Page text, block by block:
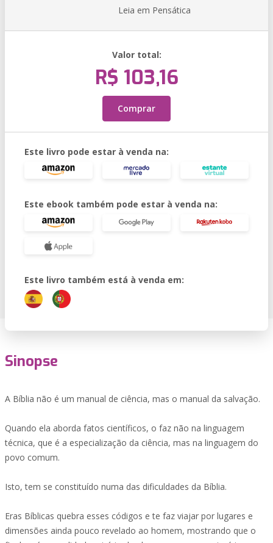
Leia em Pensática
Valor total:
R$ 103,16
Comprar
Este livro pode estar à venda na:
Este ebook também pode estar à venda na:
Este livro também está à venda em:
Sinopse
A Bíblia não é um manual de ciência, mas o manual da salvação.
Quando ela aborda fatos científicos, o faz não na linguagem
técnica, que é a especialização da ciência, mas na linguagem do
povo comum.
Isto, tem se constituído numa das dificuldades da Bíblia.
Eras Bíblicas quebra esses códigos e te faz viajar por lugares e
dimensões ainda pouco revelado ao homem, mostrando que o